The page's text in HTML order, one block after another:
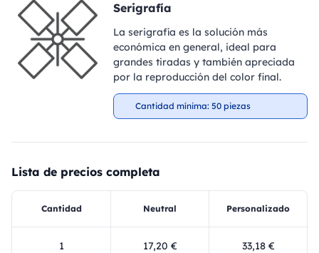
Serigrafía
La serigrafía es la solución más
económica en general, ideal para
grandes tiradas y también apreciada
por la reproducción del color final.
Cantidad mínima: 50 piezas
Lista de precios completa
Cantidad Neutral Personalizado
1 17,20 € 33,18 €